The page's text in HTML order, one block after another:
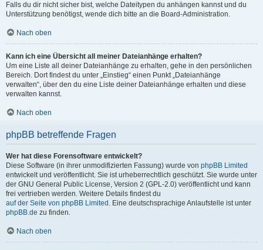
Falls du dir nicht sicher bist, welche Dateitypen du anhängen kannst und du
Unterstützung benötigst, wende dich bitte an die Board-Administration.
Nach oben
Kann ich eine Übersicht all meiner Dateianhänge erhalten?
Um eine Liste all deiner Dateianhänge zu erhalten, gehe in den persönlichen
Bereich. Dort findest du unter „Einstieg“ einen Punkt „Dateianhänge
verwalten“, über den du eine Liste deiner Dateianhänge erhalten und diese
verwalten kannst.
Nach oben
phpBB betreffende Fragen
Wer hat diese Forensoftware entwickelt?
Diese Software (in ihrer unmodifizierten Fassung) wurde von phpBB Limited
entwickelt und veröffentlicht. Sie ist urheberrechtlich geschützt. Sie wurde unter
der GNU General Public License, Version 2 (GPL-2.0) veröffentlicht und kann
frei vertrieben werden. Weitere Details findest du
auf der Seite von phpBB Limited . Eine deutschsprachige Anlaufstelle ist unter
phpBB.de zu finden.
Nach oben